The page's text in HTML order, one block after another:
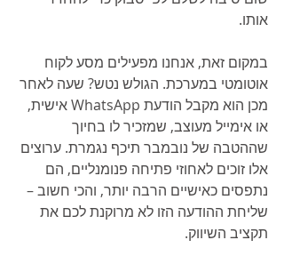
אותו.
במקום זאת, אנחנו מפעילים מסע לקוח
אוטומטי במערכת. הגולש נטש? שעה לאחר
מכן הוא מקבל הודעת WhatsApp אישית,
או אימייל מעוצב, שמזכיר לו בחיוך
שההטבה של נובמבר תיכף נגמרת. ערוצים
אלו זוכים לאחוזי פתיחה פנומנליים, הם
נתפסים כאישיים הרבה יותר, והכי חשוב –
שליחת ההודעה הזו לא מרוקנת לכם את
תקציב השיווק.